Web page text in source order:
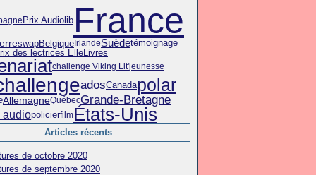
Prix Audiolib France
swapBelgique IrlandeSuèdetémoignage
des lectrices ElleLivres
challenge Viking Lit'jeunesse
adosCanadapolar
AllemagneQuébecGrande-Bretagne
audiopolicierfilmÉtats-Unis
Articles récents
de octobre 2020
de septembre 2020